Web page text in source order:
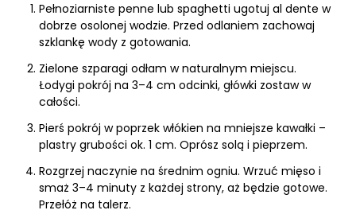
Pełnoziarniste penne lub spaghetti ugotuj al dente w
dobrze osolonej wodzie. Przed odlaniem zachowaj
szklankę wody z gotowania.
Zielone szparagi odłam w naturalnym miejscu.
Łodygi pokrój na 3–4 cm odcinki, główki zostaw w
całości.
Pierś pokrój w poprzek włókien na mniejsze kawałki –
plastry grubości ok. 1 cm. Oprósz solą i pieprzem.
Rozgrzej naczynie na średnim ogniu. Wrzuć mięso i
smaż 3–4 minuty z każdej strony, aż będzie gotowe.
Przełóż na talerz.